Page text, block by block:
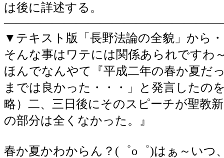
は後に詳述する。
▼テキスト版「長野法論の全貌」から
そんな事はワテには関係あられです
ほんでなんやて『平成二年の春か夏だ
までは良かった・・・」と発言したの
略）二、三日後にそのスピーチが聖教
の部分は全くなかった。』
春か夏かわからん？(゜o゜)はぁ～い